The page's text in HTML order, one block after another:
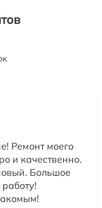
Ремонт моего
и качественно.
Большое